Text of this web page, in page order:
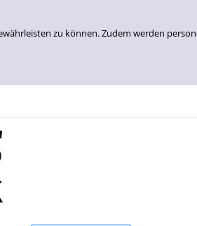
zu können. Zudem werden